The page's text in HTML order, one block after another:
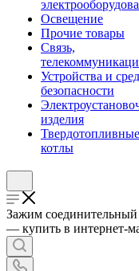
Освещение
Прочие товары
Связь,
Устройства и
безопасности
изделия
Твердотопливные
котлы
Зажим
— купить в интернет-